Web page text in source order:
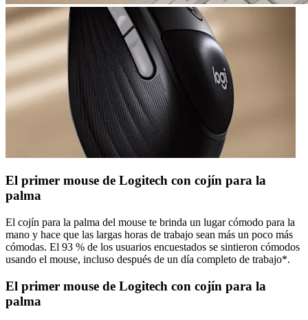
El primer mouse de Logitech con cojín para la
palma
El cojín para la palma del mouse te brinda un lugar cómodo para la
mano y hace que las largas horas de trabajo sean más un poco más
cómodas. El 93 % de los usuarios encuestados se sintieron cómodos
usando el mouse, incluso después de un día completo de trabajo*.
El primer mouse de Logitech con cojín para la
palma